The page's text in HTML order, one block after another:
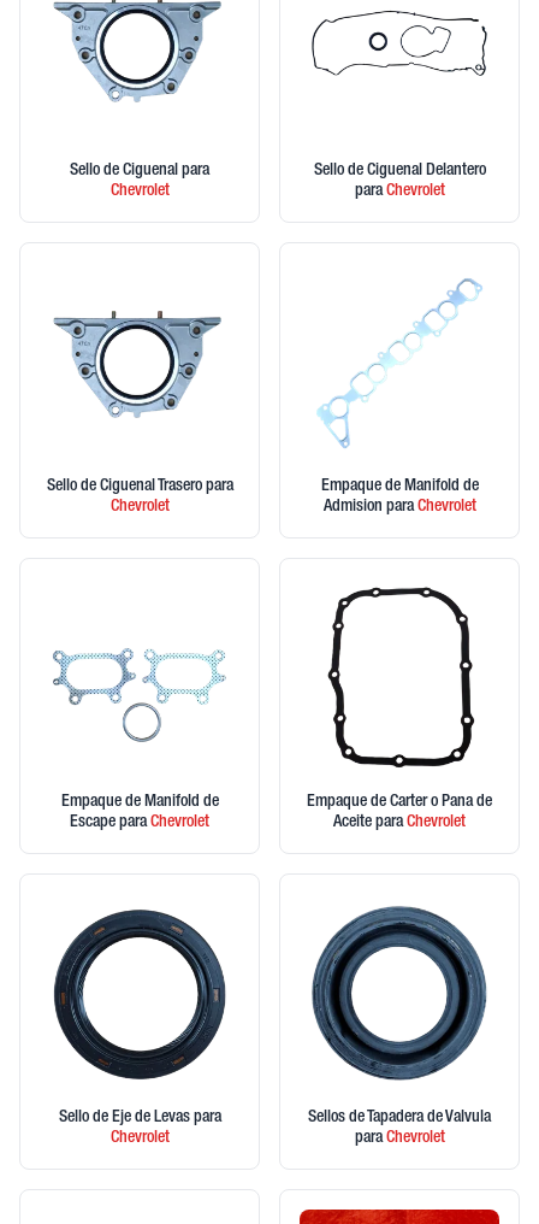
Sello de Ciguenal para
Chevrolet
Sello de Ciguenal Delantero
paraChevrolet
Sello de Ciguenal Trasero para
Chevrolet
Empaque de Manifold de
Admision paraChevrolet
Empaque de Manifold de
Escape paraChevrolet
Empaque de Carter o Pana de
Aceite paraChevrolet
Sello de Eje de Levas para
Chevrolet
Sellos de Tapadera de Valvula
paraChevrolet